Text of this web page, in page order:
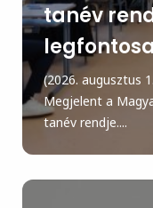
tanév
(2026. augusztus
Megjelent a
tanév rendje....